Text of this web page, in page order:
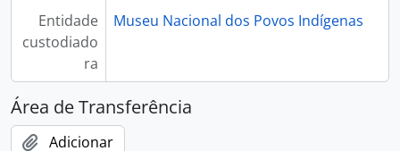
Entidade
custodiado
ra
Museu Nacional dos Povos Indígenas
Área de Transferência
Adicionar